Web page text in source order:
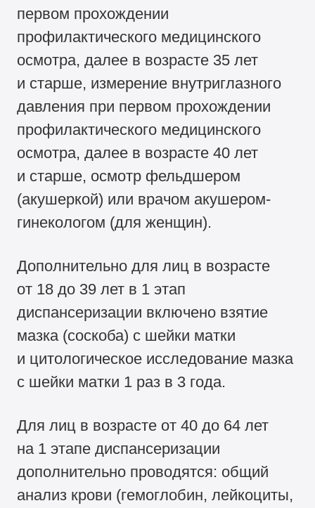
первом прохождении
профилактического медицинского
осмотра, далее в возрасте 35 лет
и старше, измерение внутриглазного
давления при первом прохождении
профилактического медицинского
осмотра, далее в возрасте 40 лет
и старше, осмотр фельдшером
(акушеркой) или врачом акушером-
гинекологом (для женщин).
Дополнительно для лиц в возрасте
от 18 до 39 лет в 1 этап
диспансеризации включено взятие
мазка (соскоба) с шейки матки
и цитологическое исследование мазка
с шейки матки 1 раз в 3 года.
Для лиц в возрасте от 40 до 64 лет
на 1 этапе диспансеризации
дополнительно проводятся: общий
анализ крови (гемоглобин, лейкоциты,